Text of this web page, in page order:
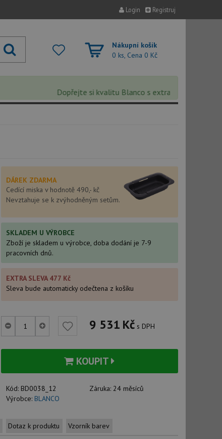
Login Registruj
Nákupní košík
0 ks, Cena 0 Kč
Dopřejte si kvalitu Blanco s extra 5% slevou –
DÁREK ZDARMA
Cedící miska v hodnotě 490,- kč
Nevztahuje se k zvýhodněným setům.
SKLADEM U VÝROBCE
Zboží je skladem u výrobce, doba dodání je 7-9
pracovních dnů.
EXTRA SLEVA 477 Kč
Sleva bude automaticky odečtena z košíku
9 531 Kč s DPH
KOUPIT
Kód: BD0038_12 Záruka:24 měsíců
Výrobce: BLANCO
Dotaz k produktu Vzorník barev